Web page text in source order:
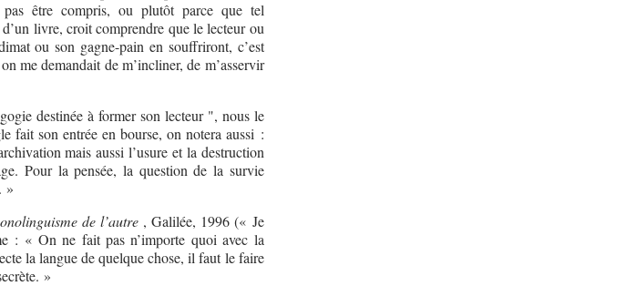
être compris, ou plutôt parce que tel
livre, croit comprendre que le lecteur ou
ou son gagne-pain en souffriront, c’est
me demandait de m’incliner, de m’asservir
destinée à former son lecteur ", nous le
fait son entrée en bourse, on notera aussi :
mais aussi l’usure et la destruction
Pour la pensée, la question de la survie
»
de l’autre , Galilée, 1996 (« Je
: « On ne fait pas n’importe quoi avec la
la langue de quelque chose, il faut le faire
»